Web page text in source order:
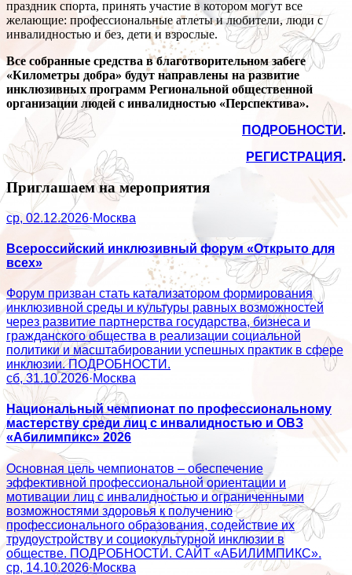
праздник спорта, принять участие в котором могут все
желающие: профессиональные атлеты и любители, люди с
инвалидностью и без, дети и взрослые.
Все собранные средства в благотворительном забеге
«Километры добра» будут направлены на развитие
инклюзивных программ Региональной общественной
организации людей с инвалидностью «Перспектива».
ПОДРОБНОСТИ.
РЕГИСТРАЦИЯ.
Приглашаем на мероприятия
ср, 02.12.2026·Москва
Всероссийский инклюзивный форум «Открыто для
всех»
Форум призван стать катализатором формирования
инклюзивной среды и культуры равных возможностей
через развитие партнерства государства, бизнеса и
гражданского общества в реализации социальной
политики и масштабировании успешных практик в сфере
инклюзии. ПОДРОБНОСТИ.
сб, 31.10.2026·Москва
Национальный чемпионат по профессиональному
мастерству среди лиц с инвалидностью и ОВЗ
«Абилимпикс» 2026
Основная цель чемпионатов – обеспечение
эффективной профессиональной ориентации и
мотивации лиц с инвалидностью и ограниченными
возможностями здоровья к получению
профессионального образования, содействие их
трудоустройству и социокультурной инклюзии в
обществе. ПОДРОБНОСТИ. САЙТ «АБИЛИМПИКС».
ср, 14.10.2026·Москва